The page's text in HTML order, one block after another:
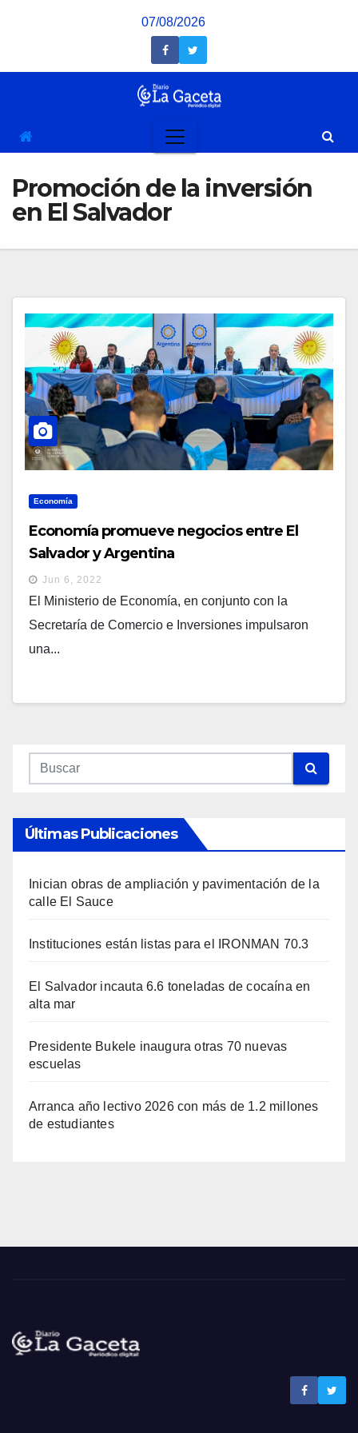
07/08/2026
Promoción de la inversión
en El Salvador
Economía
Economía promueve negocios entre El
Salvador y Argentina
Jun 6, 2022
El Ministerio de Economía, en conjunto con la
Secretaría de Comercio e Inversiones impulsaron
una...
Últimas Publicaciones
Inician obras de ampliación y pavimentación de la
calle El Sauce
Instituciones están listas para el IRONMAN 70.3
El Salvador incauta 6.6 toneladas de cocaína en
alta mar
Presidente Bukele inaugura otras 70 nuevas
escuelas
Arranca año lectivo 2026 con más de 1.2 millones
de estudiantes